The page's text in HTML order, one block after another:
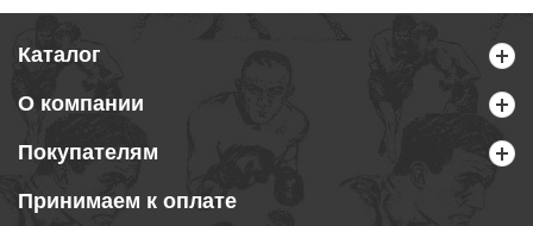
Каталог
О компании
Покупателям
Принимаем к оплате